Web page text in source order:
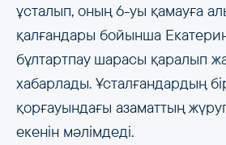
ұсталып, оның 6-уы қамауға
қалғандары бойынша
бұлтартпау шарасы қаралып
хабарлады. Ұсталғандардың
қорғауындағы азаматтың
екенін мәлімдеді.